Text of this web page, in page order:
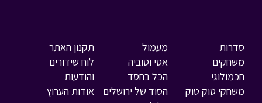
סדרות
משחקים
חכמולוגי
משחקי טוק טוק
מעמול
אסי וטוביה
הכל בחסד
הסוד של ירושלים
תקנון האתר
לוח שידורים
והודעות
אודות הערוץ